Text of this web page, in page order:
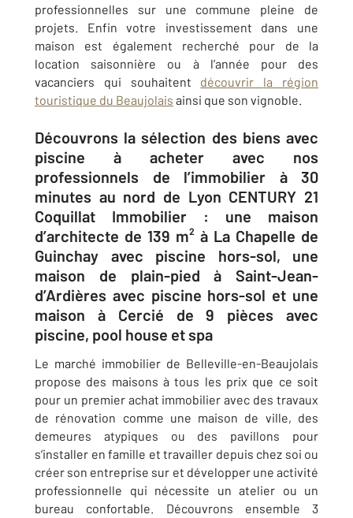
professionnelles sur une commune pleine de
projets. Enfin votre investissement dans une
maison est également recherché pour de la
location saisonnière ou à l’année pour des
vacanciers qui souhaitent découvrir la région
touristique du Beaujolais ainsi que son vignoble.
Découvrons la sélection des biens​ avec
piscine à acheter avec nos
professionnels de l’immobilier à 30
minutes au nord de Lyon CENTURY 21
Coquillat Immobilier : une maison
d’architecte de 139 m² à La Chapelle de
Guinchay avec piscine hors-sol, une
maison de plain-pied à Saint-Jean-
d’Ardières avec piscine hors-sol et une
maison à Cercié de 9 pièces avec
piscine, pool house et spa​
Le marché immobilier de Belleville-en-Beaujolais
propose des maisons à tous les prix que ce soit
pour un premier achat immobilier avec des travaux
de rénovation comme une maison de ville, des
demeures atypiques ou des pavillons pour
s’installer en famille et travailler depuis chez soi ou
créer son entreprise sur et développer une activité
professionnelle qui nécessite un atelier ou un
bureau confortable. Découvrons ensemble 3